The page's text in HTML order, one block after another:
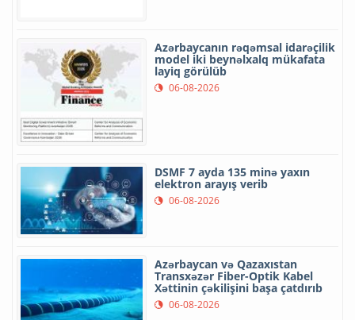
Azərbaycanın rəqəmsal idarəçilik
model iki beynəlxalq mükafata
layiq görülüb
06-08-2026
DSMF 7 ayda 135 minə yaxın
elektron arayış verib
06-08-2026
Azərbaycan və Qazaxıstan
Transxəzər Fiber-Optik Kabel
Xəttinin çəkilişini başa çatdırıb
06-08-2026